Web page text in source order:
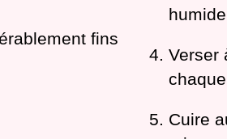
fins
Verser
Cuire